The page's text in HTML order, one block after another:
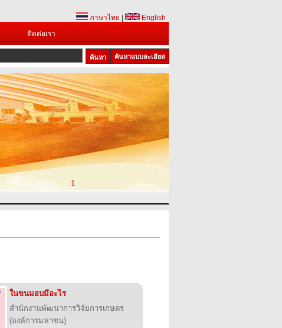
ภาษาไทย
English
ติดต่อเรา
ค้นหาแบบละเอียด
1
ในขนมอบมีอะไร
สำนักงานพัฒนาการวิจัยการเกษตร
(องค์การมหาชน)